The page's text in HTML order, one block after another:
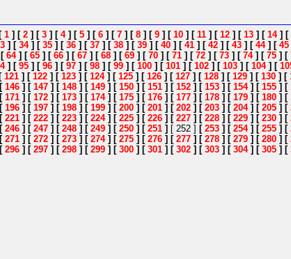
[ 1 ] [ 2 ] [ 3 ] [ 4] [ 5 ] [ 6 ] [ 7 ] [ 8 ] [ 9 ] [ 10 ] [ 11 ] [ 12 ] [ 13 ] [ 14] [
] [ 34] [ 35 ] [ 36 ] [ 37 ] [ 38 ] [ 39 ] [ 40 ] [ 41 ] [ 42 ] [ 43 ] [ 44] [ 45
[ 64] [ 65 ] [ 66 ] [ 67 ] [ 68 ] [ 69 ] [ 70 ] [ 71 ] [ 72 ] [ 73 ] [ 74] [ 75 ] [
] [ 95 ] [ 96 ] [ 97 ] [ 98 ] [ 99 ] [ 100 ] [ 101 ] [ 102 ] [ 103 ] [ 104] [
[ 121 ] [ 122 ] [ 123 ] [ 124] [ 125 ] [ 126 ] [ 127 ] [ 128 ] [ 129 ] [ 130 ] [
[ 146 ] [ 147 ] [ 148 ] [ 149 ] [ 150 ] [ 151 ] [ 152 ] [ 153 ] [ 154] [ 155 ] [
[ 171 ] [ 172 ] [ 173 ] [ 174] [ 175 ] [ 176 ] [ 177 ] [ 178 ] [ 179 ] [ 180 ] [
[ 196 ] [ 197 ] [ 198 ] [ 199 ] [ 200 ] [ 201 ] [ 202 ] [ 203 ] [ 204] [ 205 ] [
[ 221 ] [ 222 ] [ 223 ] [ 224] [ 225 ] [ 226 ] [ 227 ] [ 228 ] [ 229 ] [ 230 ] [
[ 246 ] [ 247 ] [ 248 ] [ 249 ] [ 250 ] [ 251 ] [ 252 ] [ 253 ] [ 254] [ 255 ] [
[ 271 ] [ 272 ] [ 273 ] [ 274] [ 275 ] [ 276 ] [ 277 ] [ 278 ] [ 279 ] [ 280 ] [
[ 296 ] [ 297 ] [ 298 ] [ 299 ] [ 300 ] [ 301 ] [ 302 ] [ 303 ] [ 304] [ 305 ] [